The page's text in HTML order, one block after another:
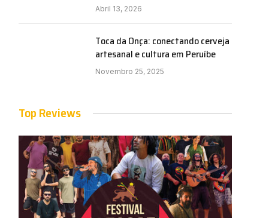
Abril 13, 2026
Toca da Onça: conectando cerveja
artesanal e cultura em Peruíbe
Novembro 25, 2025
Top Reviews